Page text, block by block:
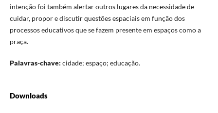
intenção foi também alertar outros lugares da necessidade de
cuidar, propor e discutir questões espaciais em função dos
processos educativos que se fazem presente em espaços como a
praça.
Palavras-chave: cidade; espaço; educação.
Downloads